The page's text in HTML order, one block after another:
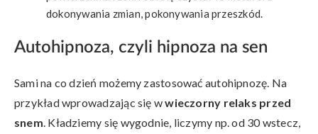
dokonywania zmian, pokonywania przeszkód.
Autohipnoza, czyli hipnoza na sen
Sami na co dzień możemy zastosować autohipnozę. Na
przykład wprowadzając się wwieczorny relaks przed
snem . Kładziemy się wygodnie, liczymy np. od 30 wstecz,